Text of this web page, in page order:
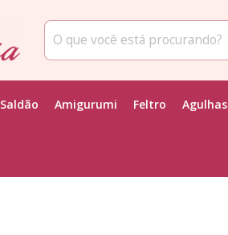
Saldão Amigurumi Feltro Agulhas